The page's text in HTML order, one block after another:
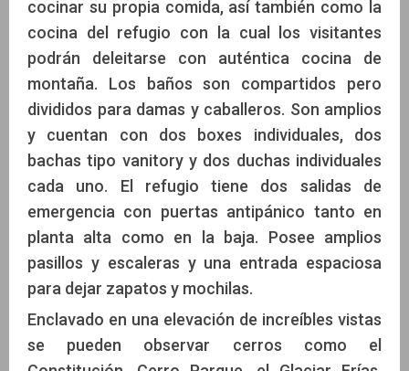
cocinar su propia comida, así también como la
cocina del refugio con la cual los visitantes
podrán deleitarse con auténtica cocina de
montaña. Los baños son compartidos pero
divididos para damas y caballeros. Son amplios
y cuentan con dos boxes individuales, dos
bachas tipo vanitory y dos duchas individuales
cada uno. El refugio tiene dos salidas de
emergencia con puertas antipánico tanto en
planta alta como en la baja. Posee amplios
pasillos y escaleras y una entrada espaciosa
para dejar zapatos y mochilas.
Enclavado en una elevación de increíbles vistas
se pueden observar cerros como el